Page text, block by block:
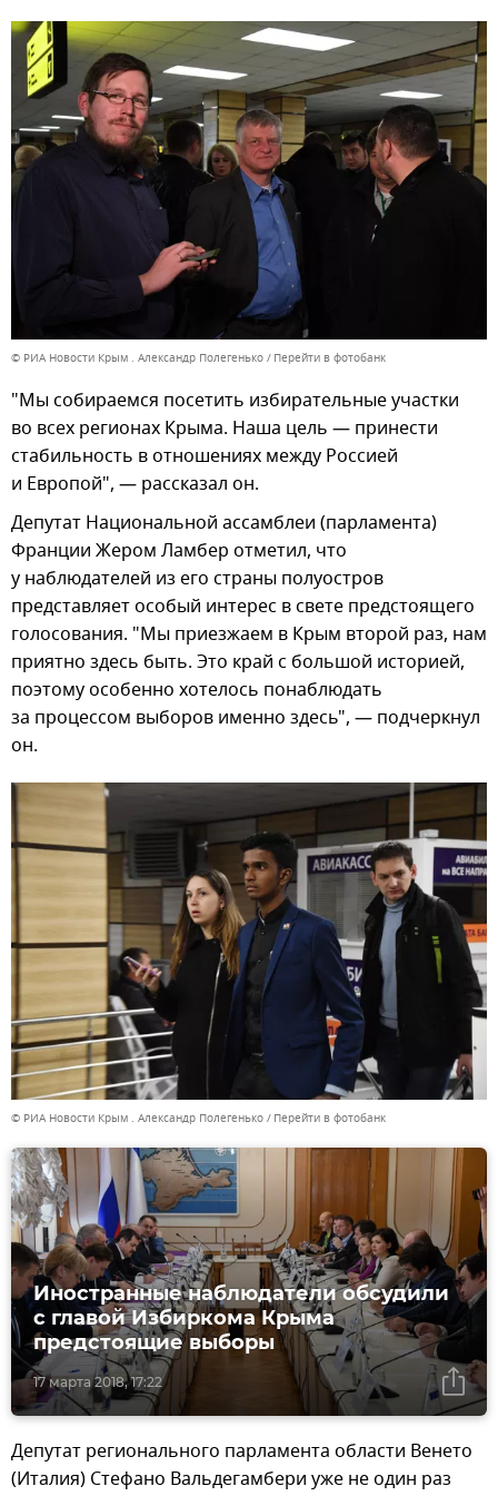
© РИА Новости Крым . Александр Полегенько Перейти в фотобанк
"Мы собираемся посетить избирательные участки
во всех регионах Крыма. Наша цель — принести
стабильность в отношениях между Россией
и Европой", — рассказал он.
Депутат Национальной ассамблеи (парламента)
Франции Жером Ламбер отметил, что
у наблюдателей из его страны полуостров
представляет особый интерес в свете предстоящего
голосования. "Мы приезжаем в Крым второй раз, нам
приятно здесь быть. Это край с большой историей,
поэтому особенно хотелось понаблюдать
за процессом выборов именно здесь", — подчеркнул
он.
© РИА Новости Крым . Александр Полегенько Перейти в фотобанк
17 марта 2018, 17:22
Иностранные наблюдатели обсудили
с главой Избиркома Крыма
предстоящие выборы
Депутат регионального парламента области Венето
(Италия) Стефано Вальдегамбери уже не один раз